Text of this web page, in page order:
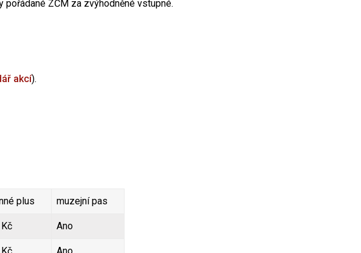
ZČM za zvýhodněné vstupné.
akcí).
plus muzejní pas
Ano